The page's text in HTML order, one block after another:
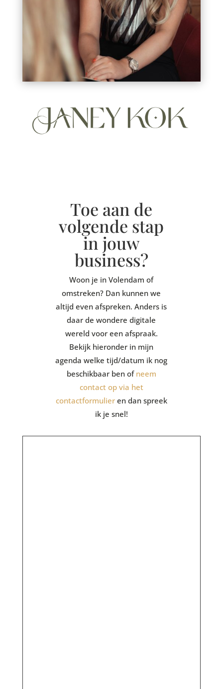
Toe aan de
volgende stap
in jouw
business?
Woon je in Volendam of
omstreken? Dan kunnen we
altijd even afspreken. Anders is
daar de wondere digitale
wereld voor een afspraak.
Bekijk hieronder in mijn
agenda welke tijd/datum ik nog
beschikbaar ben of neem
contact op via het
contactformulieren dan spreek
ik je snel!